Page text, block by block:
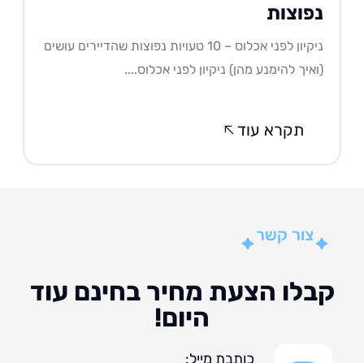
ניקיון לפני אכלוס – 10 טעויות נפוצות שהדיירים עושים
להימנע מהן) ניקיון לפני אכלוס....
תקרא עוד
צור קשר
הצעת מחיר בחינם עוד
היום!
כותבת מייל: